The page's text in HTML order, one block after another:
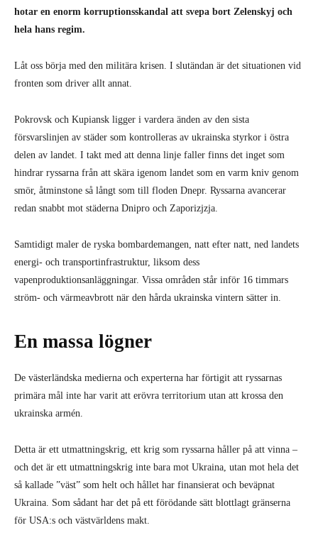
hotar en enorm korruptionsskandal att svepa bort Zelenskyj och
hela hans regim.
Låt oss börja med den militära krisen. I slutändan är det situationen vid
fronten som driver allt annat.
Pokrovsk och Kupiansk ligger i vardera änden av den sista
försvarslinjen av städer som kontrolleras av ukrainska styrkor i östra
delen av landet. I takt med att denna linje faller finns det inget som
hindrar ryssarna från att skära igenom landet som en varm kniv genom
smör, åtminstone så långt som till floden Dnepr. Ryssarna avancerar
redan snabbt mot städerna Dnipro och Zaporizjzja.
Samtidigt maler de ryska bombardemangen, natt efter natt, ned landets
energi- och transportinfrastruktur, liksom dess
vapenproduktionsanläggningar. Vissa områden står inför 16 timmars
ström- och värmeavbrott när den hårda ukrainska vintern sätter in.
En massa lögner
De västerländska medierna och experterna har förtigit att ryssarnas
primära mål inte har varit att erövra territorium utan att krossa den
ukrainska armén.
Detta är ett utmattningskrig, ett krig som ryssarna håller på att vinna –
och det är ett utmattningskrig inte bara mot Ukraina, utan mot hela det
så kallade ”väst” som helt och hållet har finansierat och beväpnat
Ukraina. Som sådant har det på ett förödande sätt blottlagt gränserna
för USA:s och västvärldens makt.